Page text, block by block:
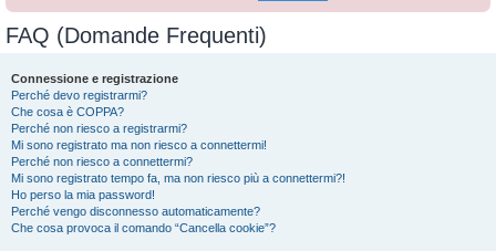
FAQ (Domande Frequenti)
Connessione e registrazione
Perché devo registrarmi?
Che cosa è COPPA?
Perché non riesco a registrarmi?
Mi sono registrato ma non riesco a connettermi!
Perché non riesco a connettermi?
Mi sono registrato tempo fa, ma non riesco più a connettermi?!
Ho perso la mia password!
Perché vengo disconnesso automaticamente?
Che cosa provoca il comando “Cancella cookie”?